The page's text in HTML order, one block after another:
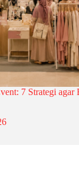
7 Strategi agar